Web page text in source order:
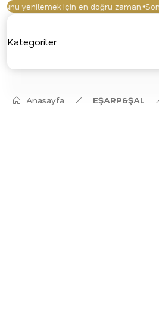
yenilemek için en doğru zaman.
Kategoriler
Anasayfa EŞARP&ŞAL